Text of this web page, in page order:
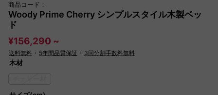
商品コード：
Woody Prime Cherry シンプルスタイル木製ベッ
ド
¥156,290 ~
送料無料 ・ 5年間品質保証 ・ 3回分割手数料無料
木材